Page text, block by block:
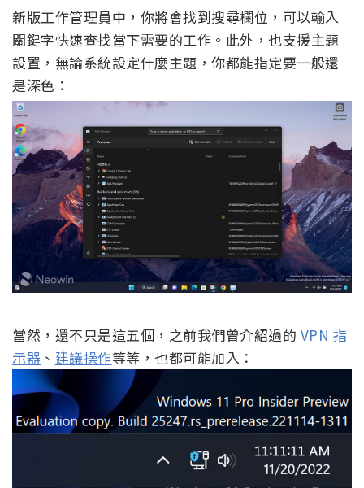
新版工作管理員中，你將會找到搜尋欄位，可以輸入
關鍵字快速查找當下需要的工作。此外，也支援主題
設置，無論系統設定什麼主題，你都能指定要一般還
是深色：
當然，還不只是這五個，之前我們曾介紹過的 VPN 指
示器 、 建議操作等等，也都可能加入：